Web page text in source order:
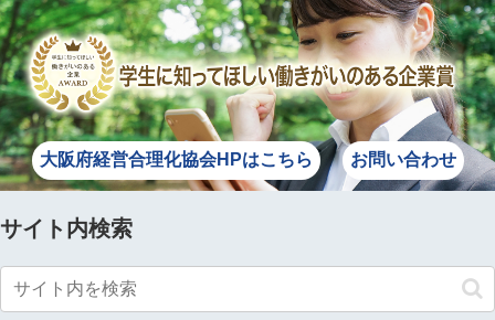
大阪府経営合理化協会HPはこちら お問い合わせ
サイト内検索